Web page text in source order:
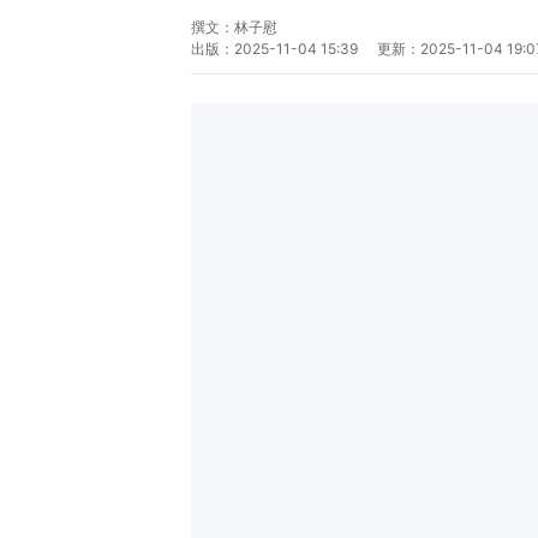
撰文： 林子慰
出版： 2025-11-04 15:39 更新： 2025-11-04